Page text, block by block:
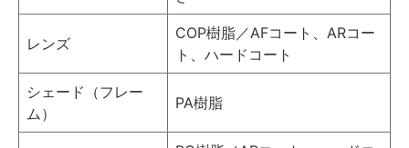
レンズ
COP樹脂／AFコート、ARコー
ト、ハードコート
シェード（フレー
ム）
PA樹脂